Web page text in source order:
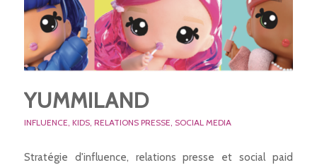
YUMMILAND
INFLUENCE, KIDS, RELATIONS PRESSE, SOCIAL MEDIA
Stratégie d'influence, relations presse et social paid